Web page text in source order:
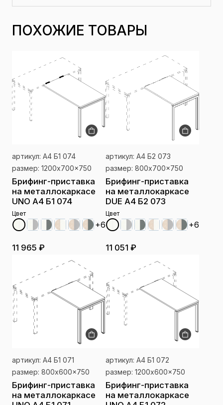
ПОХОЖИЕ ТОВАРЫ
артикул: А4 Б1 074
размер: 1200x700x750
Брифинг-приставка
на металлокаркасе
UNO А4 Б1 074
Цвет
+6
11 965 ₽
артикул: А4 Б2 073
размер: 800x700x750
Брифинг-приставка
на металлокаркасе
DUE А4 Б2 073
Цвет
+6
11 051 ₽
артикул: А4 Б1 071
размер: 800x600x750
Брифинг-приставка
на металлокаркасе
артикул: А4 Б1 072
размер: 1200x600x750
Брифинг-приставка
на металлокаркасе